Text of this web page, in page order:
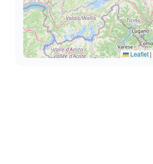
Leaflet|